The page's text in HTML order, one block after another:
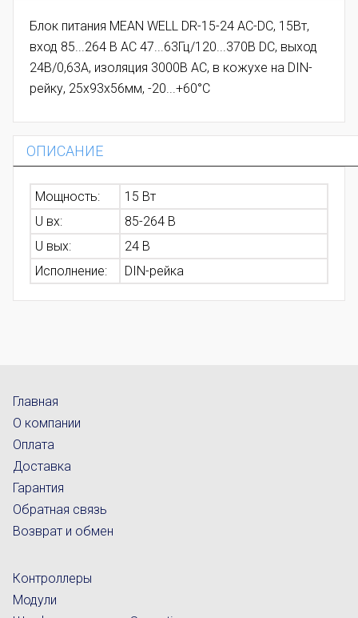
Блок питания MEAN WELL DR-15-24 AC-DC, 15Вт,
вход 85...264 В AC 47...63Гц/120...370В DC, выход
24В/0,63А, изоляция 3000В AC, в кожухе на DIN-
рейку, 25х93х56мм, -20...+60°С
ОПИСАНИЕ
Мощность:
15 Вт
U вх:
85-264 В
U вых:
24 В
Исполнение:
DIN-рейка
Главная
О компании
Оплата
Доставка
Гарантия
Обратная связь
Возврат и обмен
Контроллеры
Модули